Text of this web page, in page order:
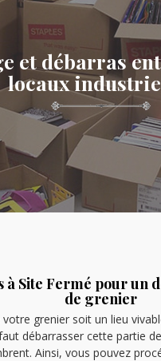
et débarras
locaux
à Site Fermé pour un
de grenier
votre grenier soit un lieu
débarrasser cette partie
Ainsi, vous pouvez